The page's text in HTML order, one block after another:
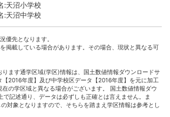
:天沼小学校
:天沼中学校
優先となります。
掲載している場合があります。その場合、現状と異なる可
ます通学区域(学区)情報は、国土数値情報ダウンロードサ
2016年度】及び中学校区データ【2016年度】を元に加工
の学区域と異なる場合がございます。 国土数値情報ダウ
で記述通り、データは必ずしも正確とは言えません。ま
対象となりますので、そちらを踏まえ学区情報は参考とし